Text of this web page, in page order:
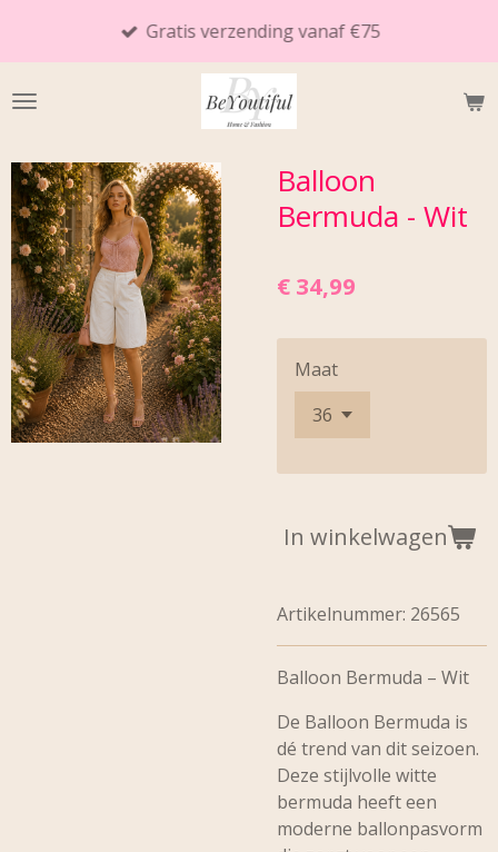
de
Gratis verzending vanaf €75
Balloon
Bermuda - Wit
€ 34,99
Maat
In winkelwagen
Artikelnummer: 26565
Balloon Bermuda – Wit
De Balloon Bermuda is
dé trend van dit seizoen.
Deze stijlvolle witte
bermuda heeft een
moderne ballonpasvorm